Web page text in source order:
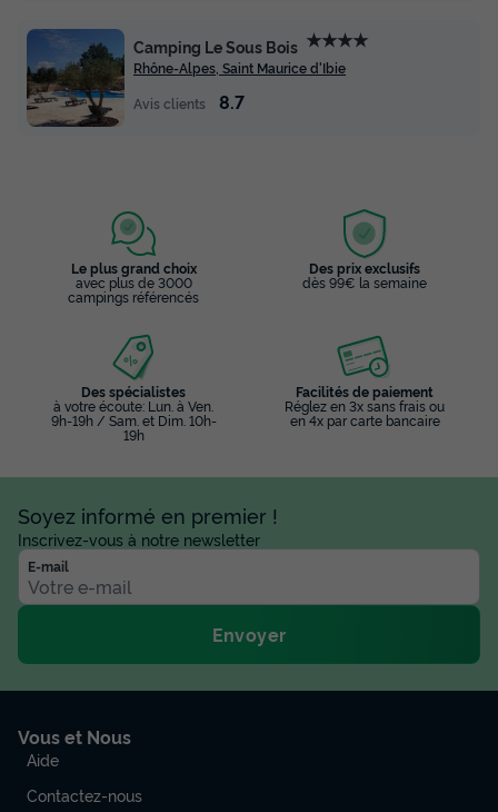
Meilleur prix pour 7 nuits
MOBILHOME 6 personnes - COSY
Annulation gratuite
30m² 6 3 1
Terrasse couverte Accès wifi
Climatisation
Animaux autorisés *
Cafetière
+ 6
MOBILHOME 6 personnes - COSY
du18/09/2026au25/09/2026
Camping Le Sous Bois ★★★★
Rhône-Alpes, Saint Maurice d'Ibie
Avis clients
8.7
Le plus grand choix
avec plus de 3000
campings référencés
Des prix exclusifs
dès 99€ la semaine
Des spécialistes
à votre écoute: Lun. à Ven.
9h-19h / Sam. et Dim. 10h-
19h
Facilités de paiement
Réglez en 3x sans frais ou
en 4x par carte bancaire
Soyez informé en premier !
Inscrivez-vous à notre newsletter
E-mail
Envoyer
Vous et Nous
Aide
Contactez-nous